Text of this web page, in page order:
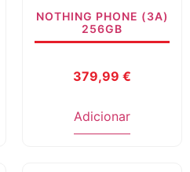
NOTHING PHONE (3A)
256GB
379,99 €
Adicionar